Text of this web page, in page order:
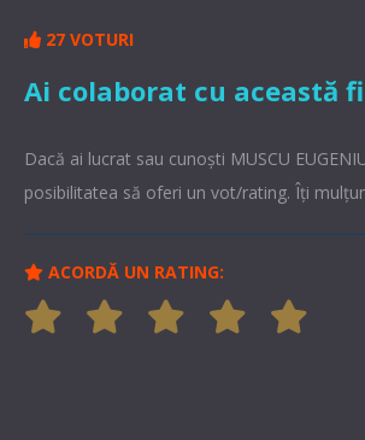
27 VOTURI
Ai colaborat cu această
Dacă ai lucrat sau cunoşti MUSCU
posibilitatea să oferi un vot/rating. Îți
ACORDĂ UN RATING: